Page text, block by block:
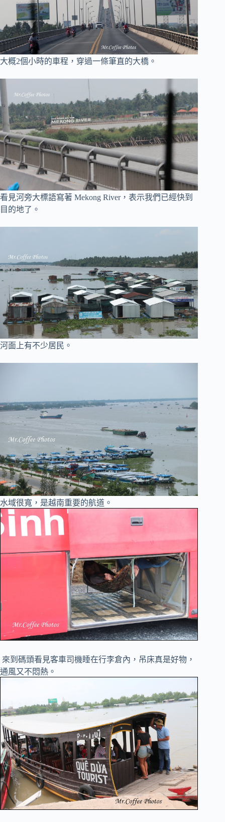
大概2個小時的車程，穿過一條筆直的大橋。
看見河旁大標語寫著 Mekong River，表示我們已經快到
目的地了。
河面上有不少居民。
水域很寬，是越南重要的航道。
來到碼頭看見客車司機睡在行李倉內，吊床真是好物，
通風又不悶熱。